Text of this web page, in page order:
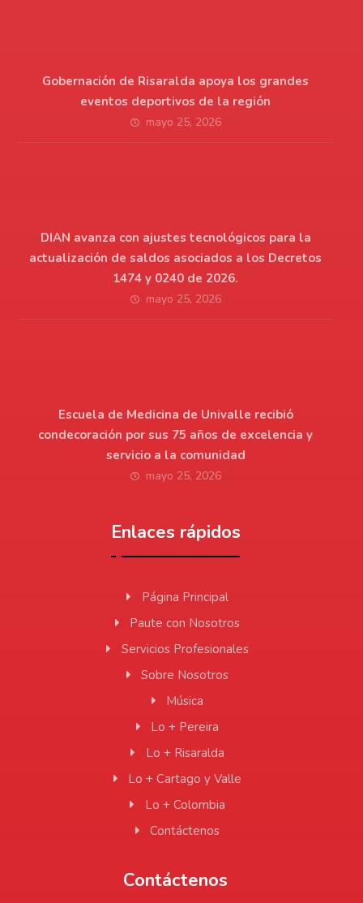
Gobernación de Risaralda apoya los grandes
eventos deportivos de la región
mayo 25, 2026
DIAN avanza con ajustes tecnológicos para la
actualización de saldos asociados a los Decretos
1474 y 0240 de 2026.
mayo 25, 2026
Escuela de Medicina de Univalle recibió
condecoración por sus 75 años de excelencia y
servicio a la comunidad
mayo 25, 2026
Enlaces rápidos
Página Principal
Paute con Nosotros
Servicios Profesionales
Sobre Nosotros
Música
Lo + Pereira
Lo + Risaralda
Lo + Cartago y Valle
Lo + Colombia
Contáctenos
Contáctenos